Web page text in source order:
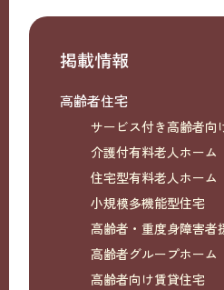
掲載情報
高齢者住宅
サービス付き高齢者向
介護付有料老人ホーム
住宅型有料老人ホーム
小規模多機能型住宅
高齢者・重度身障害者
高齢者グループホーム
高齢者向け賃貸住宅